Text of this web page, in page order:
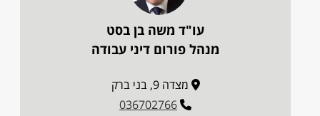
עו"ד משה בן בסט
מנהל פורום דיני עבודה
מצדה 9, בני ברק
036702766